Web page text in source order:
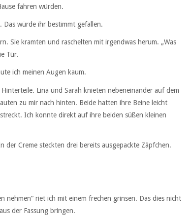
fahren würden.
Das würde ihr bestimmt gefallen.
Sie kramten und raschelten mit irgendwas herum. „Was
Tür.
ich meinen Augen kaum.
Lina und Sarah knieten nebeneinander auf dem
zu mir nach hinten. Beide hatten ihre Beine leicht
Ich konnte direkt auf ihre beiden süßen kleinen
der Creme steckten drei bereits ausgepackte Zäpfchen.
nehmen“ riet ich mit einem frechen grinsen. Das dies nicht
der Fassung bringen.